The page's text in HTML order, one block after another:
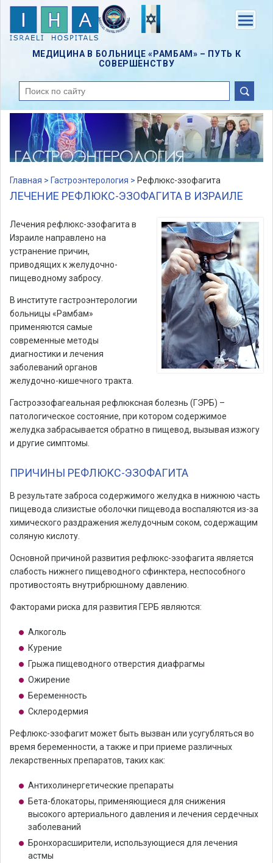
Skip
content
МЕДИЦИНА В БОЛЬНИЦЕ «РАМБАМ» – ПУТЬ К
СОВЕРШЕНСТВУ
поиск
Главная > Гастроэнтерология > Рефлюкс-эзофагита
ЛЕЧЕНИЕ РЕФЛЮКС-ЭЗОФАГИТА В ИЗРАИЛЕ
Лечения рефлюкс-эзофагита в
Израиле направлено на
устранение причин,
приводящих к желудочно-
пищеводному забросу.
В институте гастроэнтерологии
больницы «Рамбам»
применяются самые
современные методы
диагностики и лечения
заболеваний органов
желудочно-кишечного тракта.
Гастроэзофагеальная рефлюксная болезнь (ГЭРБ) –
патологическое состояние, при котором содержимое
желудка забрасывается обратно в пищевод, вызывая изжогу
и другие симптомы.
ПРИЧИНЫ РЕФЛЮКС-ЭЗОФАГИТА
В результате заброса содержимого желудка в нижнюю часть
пищевода слизистые оболочки пищевода воспаляются из-за
химического раздражения желудочным соком, содержащим
соляную кислоту.
Основной причиной развития рефлюкс-эзофагита является
слабость нижнего пищеводного сфинктера, неспособного
противостоять внутрибрюшному давлению.
Факторами риска для развития ГЕРБ являются:
Алкоголь
Курение
Грыжа пищеводного отверстия диафрагмы
Ожирение
Беременность
Склеродермия
Рефлюкс-эзофагит может быть вызван или усугубляться во
время беременности, а также и при приеме различных
лекарственных препаратов, таких как:
Антихолинергетические препараты
Бета-блокаторы, применяющиеся для снижения
высокого артериального давления и лечения сердечных
заболеваний
Бронхорасширители, использующиеся для лечения
астмы